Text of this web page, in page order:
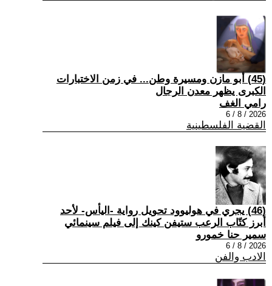
(45) أبو مازن ومسيرة وطن... في زمن الاختبارات
الكبرى يظهر معدن الرجال
رامي الغف
2026 / 8 / 6
القضية الفلسطينية
(46) يجري في هوليوود تحويل رواية -اليأس- لأحد
أبرز كتّاب الرعب ستيفن كينك إلى فيلم سينمائي
سمير حنا خمورو
2026 / 8 / 6
الادب والفن